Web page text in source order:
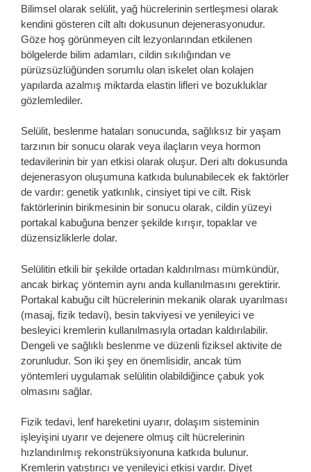
Bilimsel olarak selülit, yağ hücrelerinin sertleşmesi olarak
kendini gösteren cilt altı dokusunun dejenerasyonudur.
Göze hoş görünmeyen cilt lezyonlarından etkilenen
bölgelerde bilim adamları, cildin sıkılığından ve
pürüzsüzlüğünden sorumlu olan iskelet olan kolajen
yapılarda azalmış miktarda elastin lifleri ve bozukluklar
gözlemlediler.
Selülit, beslenme hataları sonucunda, sağlıksız bir yaşam
tarzının bir sonucu olarak veya ilaçların veya hormon
tedavilerinin bir yan etkisi olarak oluşur. Deri altı dokusunda
dejenerasyon oluşumuna katkıda bulunabilecek ek faktörler
de vardır: genetik yatkınlık, cinsiyet tipi ve cilt. Risk
faktörlerinin birikmesinin bir sonucu olarak, cildin yüzeyi
portakal kabuğuna benzer şekilde kırışır, topaklar ve
düzensizliklerle dolar.
Selülitin etkili bir şekilde ortadan kaldırılması mümkündür,
ancak birkaç yöntemin aynı anda kullanılmasını gerektirir.
Portakal kabuğu cilt hücrelerinin mekanik olarak uyarılması
(masaj, fizik tedavi), besin takviyesi ve yenileyici ve
besleyici kremlerin kullanılmasıyla ortadan kaldırılabilir.
Dengeli ve sağlıklı beslenme ve düzenli fiziksel aktivite de
zorunludur. Son iki şey en önemlisidir, ancak tüm
yöntemleri uygulamak selülitin olabildiğince çabuk yok
olmasını sağlar.
Fizik tedavi, lenf hareketini uyarır, dolaşım sisteminin
işleyişini uyarır ve dejenere olmuş cilt hücrelerinin
hızlandırılmış rekonstrüksiyonuna katkıda bulunur.
Kremlerin yatıştırıcı ve yenileyici etkisi vardır. Diyet